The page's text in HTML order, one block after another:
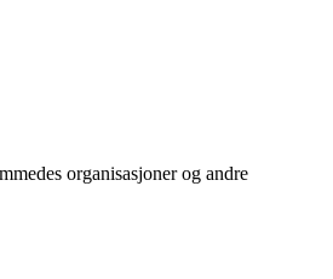
organisasjoner og andre